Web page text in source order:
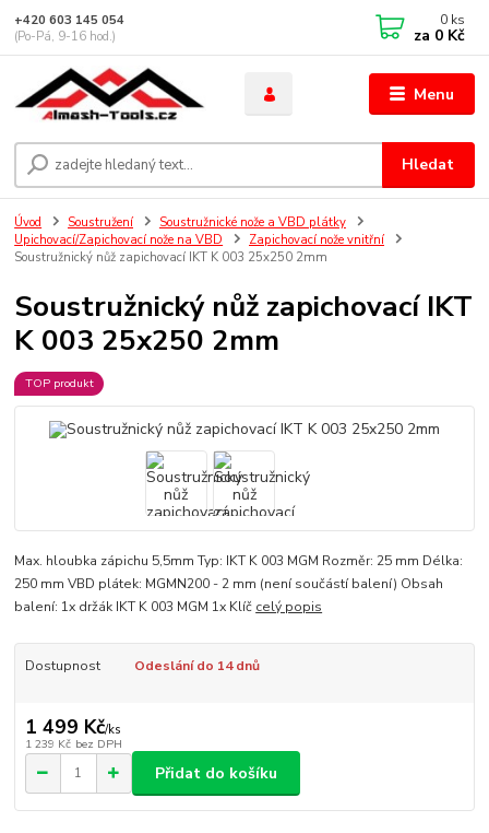
Menu
Hledat
+420 603 145 054
(Po-Pá, 9-16 hod.)
0 ks
za 0 Kč
Úvod Soustružení
Soustružnické nože a VBD plátky
Upichovací/Zapichovací nože na VBD
Zapichovací nože vnitřní
Soustružnický nůž zapichovací IKT K 003 25x250 2mm
Soustružnický nůž zapichovací IKT
K 003 25x250 2mm
TOP produkt
Max. hloubka zápichu 5,5mm Typ: IKT K 003 MGM Rozměr: 25 mm Délka:
250 mm VBD plátek: MGMN200 - 2 mm (není součástí balení) Obsah
balení: 1x držák IKT K 003 MGM 1x Klíč celý popis
Dostupnost Odeslání do 14 dnů
1 499 Kč/ks
1 239 Kč bez DPH
Přidat do košíku